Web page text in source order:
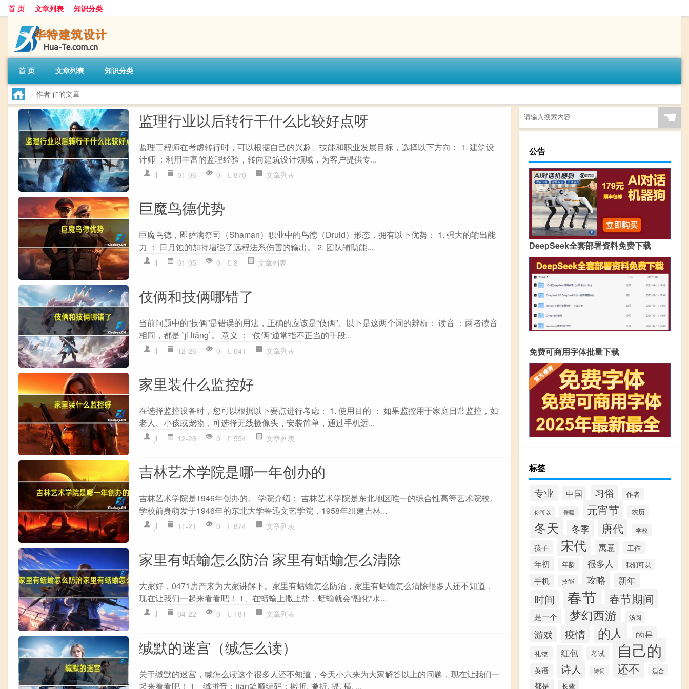
首 页 文章列表 知识分类
首 页 文章列表 知识分类
> 作者“jl”的文章
监理行业以后转行干什么比较好点呀
监理工程师在考虑转行时，可以根据自己的兴趣、技能和职业发展目标，选择以下方向： 1. 建筑设
计师 ：利用丰富的监理经验，转向建筑设计领域，为客户提供专...
jl 01-06 0 870 文章列表
巨魔鸟德优势
巨魔鸟德，即萨满祭司（Shaman）职业中的鸟德（Druid）形态，拥有以下优势： 1. 强大的输出能
力 ： 日月蚀的加持增强了远程法系伤害的输出。 2. 团队辅助能...
jl 01-05 0 8 文章列表
伎俩和技俩哪错了
当前问题中的“技俩”是错误的用法，正确的应该是“伎俩”。以下是这两个词的辨析： 读音 ：两者读音
相同，都是 `jì liǎng`。 意义 ： “伎俩”通常指不正当的手段...
jl 12-26 0 641 文章列表
家里装什么监控好
在选择监控设备时，您可以根据以下要点进行考虑： 1. 使用目的 ： 如果监控用于家庭日常监控，如
老人、小孩或宠物，可选择无线摄像头，安装简单，通过手机远...
jl 12-26 0 554 文章列表
吉林艺术学院是哪一年创办的
吉林艺术学院是1946年创办的。 学院介绍： 吉林艺术学院是东北地区唯一的综合性高等艺术院校。
学校前身萌发于1946年的东北大学鲁迅文艺学院，1958年组建吉林...
jl 11-21 0 874 文章列表
家里有蛞蝓怎么防治 家里有蛞蝓怎么清除
大家好，0471房产来为大家讲解下。家里有蛞蝓怎么防治，家里有蛞蝓怎么清除很多人还不知道，
现在让我们一起来看看吧！ 1、在蛞蝓上撒上盐，蛞蝓就会“融化”水...
jl 04-22 0 181 文章列表
缄默的迷宫（缄怎么读）
关于缄默的迷宫，缄怎么读这个很多人还不知道，今天小六来为大家解答以上的问题，现在让我们一
起来看看吧！ 1、缄拼音：jiān笔顺编码：撇折, 撇折, 提, 横, ...
☚
公告
DeepSeek全套部署资料免费下载
免费可商用字体批量下载
标签
专业 中国 习俗 作者
你可以 保暖 元宵节 农历
冬天 冬季 唐代 学校
孩子 宋代 寓意 工作
年初 年龄 很多人 我们可以
手机 技能 攻略 新年
时间 春节 春节期间
是一个 梦幻西游 汤圆
游戏 疫情 的人 的是
礼物 红包 考试 自己的
英语 诗人 诗词 还不 适合
都是 长辈